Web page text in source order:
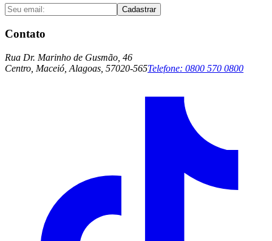
Cadastrar
Contato
Rua Dr. Marinho de Gusmão, 46
Centro, Maceió, Alagoas, 57020-565Telefone: 0800 570 0800